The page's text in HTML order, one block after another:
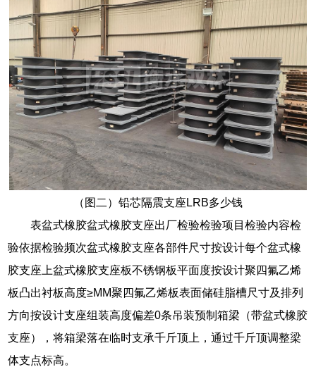
（图二）铅芯隔震支座LRB多少钱
表盆式橡胶盆式橡胶支座出厂检验检验项目检验内容检
验依据检验频次盆式橡胶支座各部件尺寸按设计每个盆式橡
胶支座上盆式橡胶支座板不锈钢板平面度按设计聚四氟乙烯
板凸出衬板高度≥MM聚四氟乙烯板表面储硅脂槽尺寸及排列
方向按设计支座组装高度偏差0条吊装预制箱梁（带盆式橡胶
支座），将箱梁落在临时支承千斤顶上，通过千斤顶调整梁
体支点标高。